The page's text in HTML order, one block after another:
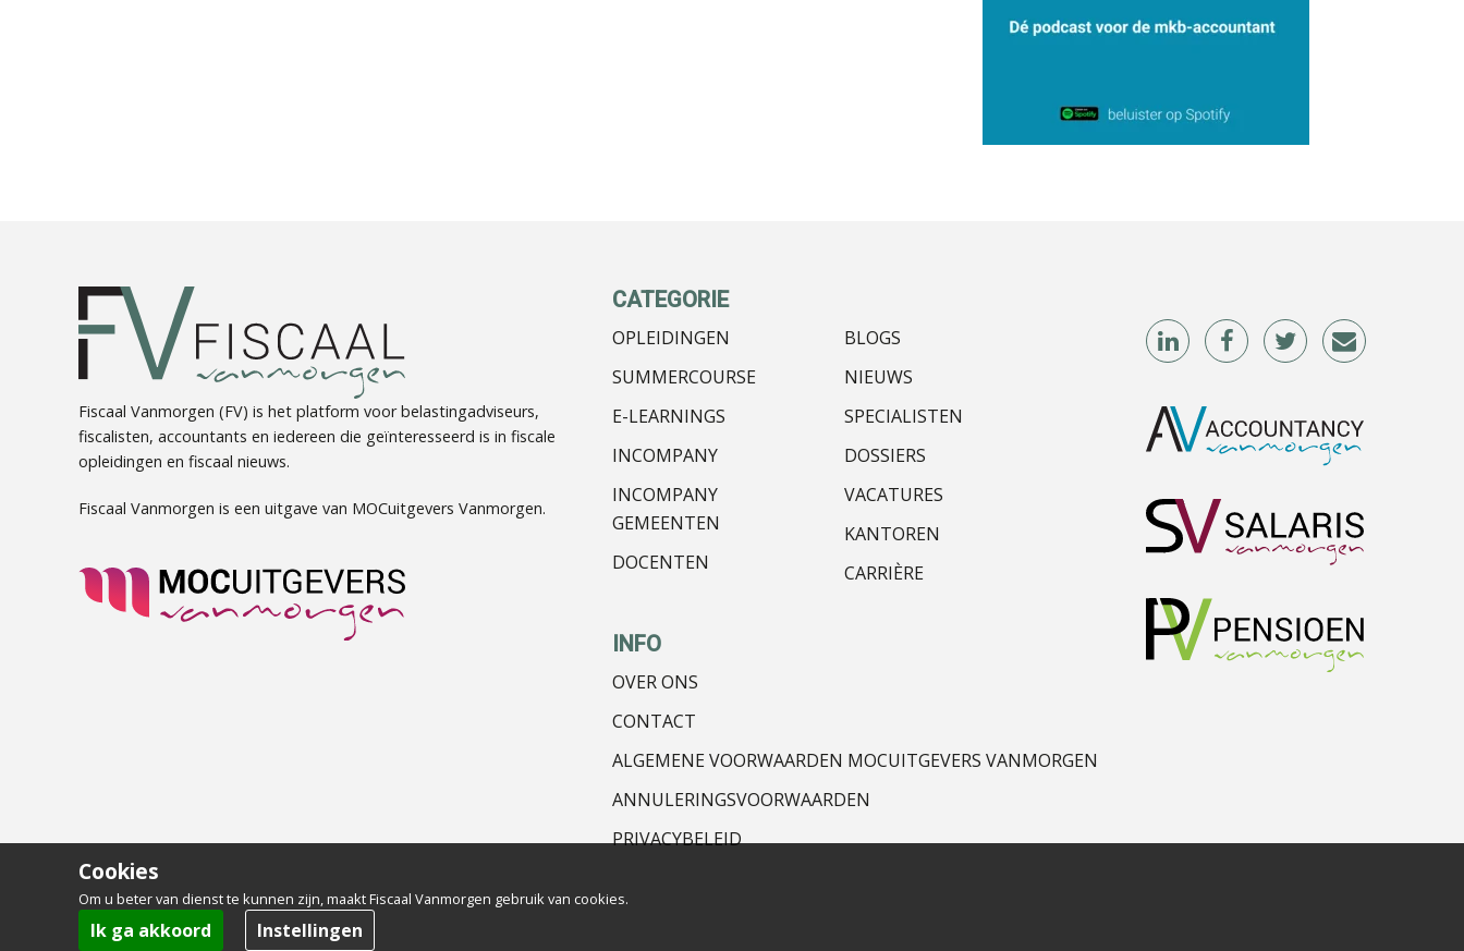
Teunis van den Berg
Ognjen Soldat
Fiscaal Vanmorgen (FV) is het platform voor belastingadviseurs,
fiscalisten, accountants en iedereen die geïnteresseerd is in fiscale
opleidingen en fiscaal nieuws.
Fiscaal Vanmorgen is een uitgave van MOCuitgevers Vanmorgen.
CATEGORIE
OPLEIDINGEN
SUMMERCOURSE
E-LEARNINGS
INCOMPANY
INCOMPANY
GEMEENTEN
DOCENTEN
BLOGS
NIEUWS
SPECIALISTEN
DOSSIERS
VACATURES
KANTOREN
CARRIÈRE
INFO
OVER ONS
CONTACT
ALGEMENE VOORWAARDEN MOCUITGEVERS VANMORGEN
ANNULERINGSVOORWAARDEN
PRIVACYBELEID
Cookies
Om u beter van dienst te kunnen zijn, maakt Fiscaal Vanmorgen gebruik van cookies.
Ik ga akkoord Instellingen